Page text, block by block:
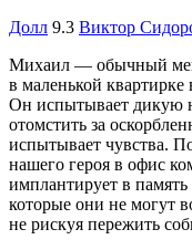
Долл 9.3 Виктор
Михаил — обычный
в маленькой квартирке
Он испытывает дикую
отомстить за
испытывает чувства.
нашего героя в офис
имплантирует в
которые они не могут
не рискуя пережить